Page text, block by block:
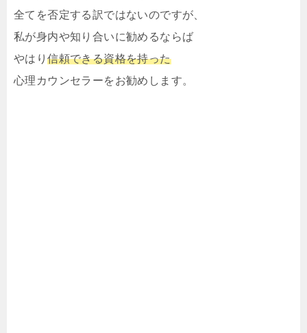
全てを否定する訳ではないのですが、
私が身内や知り合いに勧めるならば
やはり信頼できる資格を持った
心理カウンセラーをお勧めします。